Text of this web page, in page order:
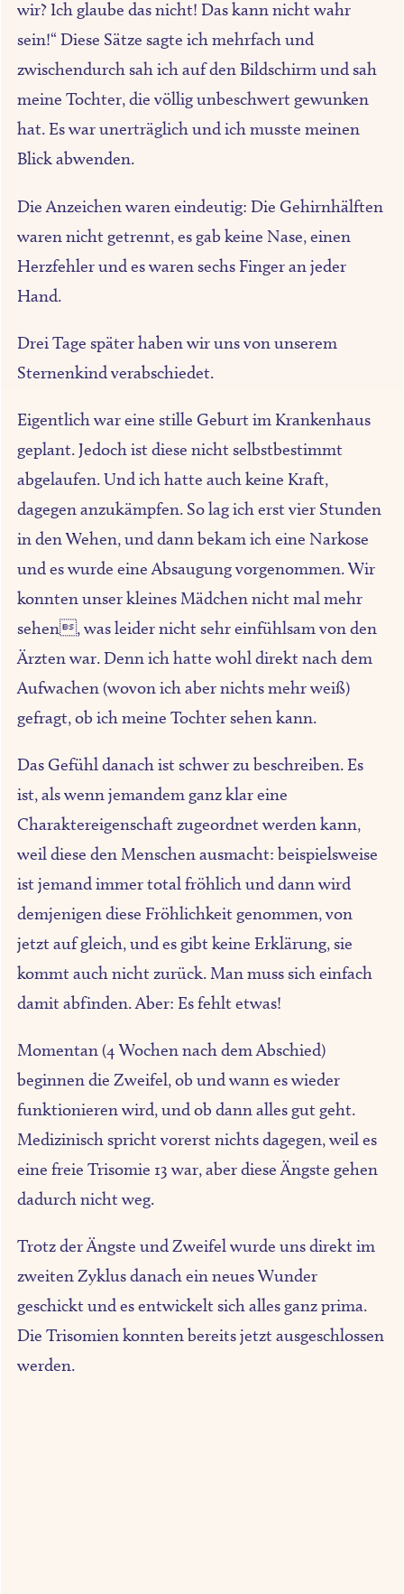
wir? Ich glaube das nicht! Das kann nicht wahr
sein!“ Diese Sätze sagte ich mehrfach und
zwischendurch sah ich auf den Bildschirm und sah
meine Tochter, die völlig unbeschwert gewunken
hat. Es war unerträglich und ich musste meinen
Blick abwenden.
Die Anzeichen waren eindeutig: Die Gehirnhälften
waren nicht getrennt, es gab keine Nase, einen
Herzfehler und es waren sechs Finger an jeder
Hand.
Drei Tage später haben wir uns von unserem
Sternenkind verabschiedet.
Eigentlich war eine stille Geburt im Krankenhaus
geplant. Jedoch ist diese nicht selbstbestimmt
abgelaufen. Und ich hatte auch keine Kraft,
dagegen anzukämpfen. So lag ich erst vier Stunden
in den Wehen, und dann bekam ich eine Narkose
und es wurde eine Absaugung vorgenommen. Wir
konnten unser kleines Mädchen nicht mal mehr
sehen, was leider nicht sehr einfühlsam von den
Ärzten war. Denn ich hatte wohl direkt nach dem
Aufwachen (wovon ich aber nichts mehr weiß)
gefragt, ob ich meine Tochter sehen kann.
Das Gefühl danach ist schwer zu beschreiben. Es
ist, als wenn jemandem ganz klar eine
Charaktereigenschaft zugeordnet werden kann,
weil diese den Menschen ausmacht: beispielsweise
ist jemand immer total fröhlich und dann wird
demjenigen diese Fröhlichkeit genommen, von
jetzt auf gleich, und es gibt keine Erklärung, sie
kommt auch nicht zurück. Man muss sich einfach
damit abfinden. Aber: Es fehlt etwas!
Momentan (4 Wochen nach dem Abschied)
beginnen die Zweifel, ob und wann es wieder
funktionieren wird, und ob dann alles gut geht.
Medizinisch spricht vorerst nichts dagegen, weil es
eine freie Trisomie 13 war, aber diese Ängste gehen
dadurch nicht weg.
Trotz der Ängste und Zweifel wurde uns direkt im
zweiten Zyklus danach ein neues Wunder
geschickt und es entwickelt sich alles ganz prima.
Die Trisomien konnten bereits jetzt ausgeschlossen
werden.